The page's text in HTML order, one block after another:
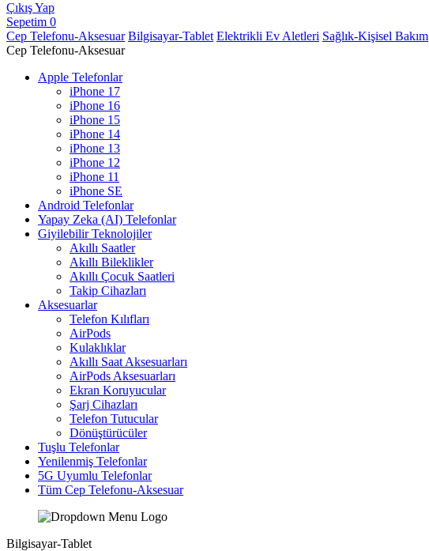
Çıkış Yap
Sepetim 0
Cep Telefonu-Aksesuar Bilgisayar-Tablet Elektrikli Ev Aletleri Sağlık-Kişisel Bakım
Cep Telefonu-Aksesuar
Apple Telefonlar
iPhone 17
iPhone 16
iPhone 15
iPhone 14
iPhone 13
iPhone 12
iPhone 11
iPhone SE
Android Telefonlar
Yapay Zeka (AI) Telefonlar
Giyilebilir Teknolojiler
Akıllı Saatler
Akıllı Bileklikler
Akıllı Çocuk Saatleri
Takip Cihazları
Aksesuarlar
Telefon Kılıfları
AirPods
Kulaklıklar
Akıllı Saat Aksesuarları
AirPods Aksesuarları
Ekran Koruyucular
Şarj Cihazları
Telefon Tutucular
Dönüştürücüler
Tuşlu Telefonlar
Yenilenmiş Telefonlar
5G Uyumlu Telefonlar
Tüm Cep Telefonu-Aksesuar
Bilgisayar-Tablet